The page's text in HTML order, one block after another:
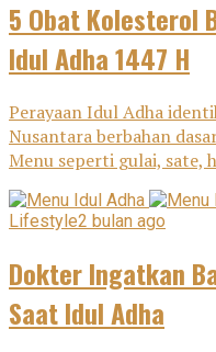
5 Obat Kolesterol
Idul Adha 1447 H
Perayaan Idul Adha
Nusantara berbahan
Menu seperti gulai, sate,
Lifestyle2 bulan ago
Dokter Ingatkan
Saat Idul Adha